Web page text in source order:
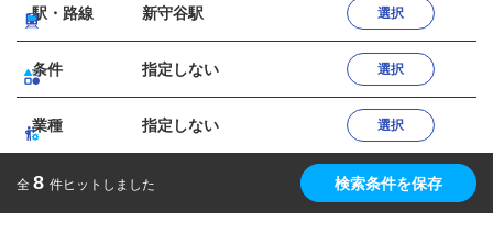
駅・路線 新守谷駅 選択
条件 指定しない 選択
業種 指定しない 選択
全 8 件ヒットしました 検索条件を保存